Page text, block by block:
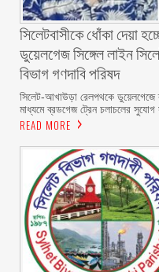
‎সিলেটবাসীকে ধোঁকা দেয়া
ডুয়েলগেজ সিঙ্গেল লাইন
বিভাগ গণদাবি পরিষদ
‎​সিলেট-আখাউড়া রেলপথকে
মাধ্যমে ব্রডগেজ ট্রেন চলাচলের সুযোগ
READ MORE